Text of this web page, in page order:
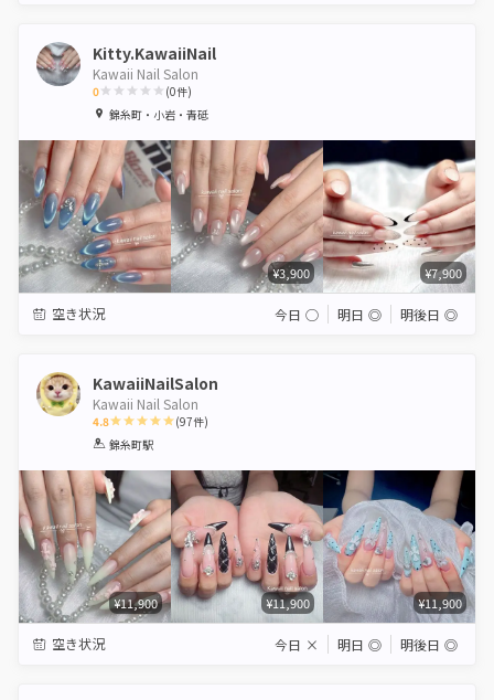
Kitty.KawaiiNail
Kawaii Nail Salon
0
1 2 3 4
5
(0件)
錦糸町・小岩・青砥
¥3,900 ¥7,900
空き状況 今日 ◯ 明日 ◎ 明後日 ◎
KawaiiNailSalon
Kawaii Nail Salon
4.8
1 2 3 4
(97件)
錦糸町駅
¥11,900 ¥11,900 ¥11,900
空き状況 今日 × 明日 ◎ 明後日 ◎